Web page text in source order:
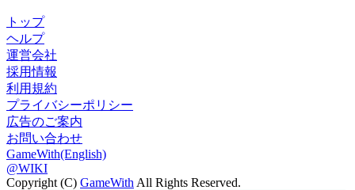
トップ
ヘルプ
運営会社
採用情報
利用規約
プライバシーポリシー
広告のご案内
お問い合わせ
GameWith(English)
@WIKI
Copyright (C) GameWith All Rights Reserved.